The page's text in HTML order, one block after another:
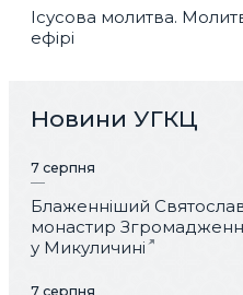
Ісусова молитва.
ефірі
Новини УГКЦ
7 серпня
Блаженніший
монастир
у Микуличині
7 серпня